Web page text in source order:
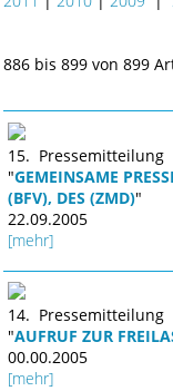
886 bis 899 von 899
15. Pressemitteilung
"GEMEINSAME
(BFV), DES (ZMD)"
22.09.2005
[mehr]
14. Pressemitteilung
"AUFRUF ZUR
00.00.2005
[mehr]